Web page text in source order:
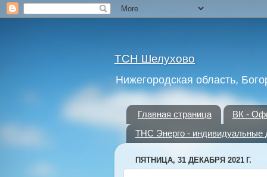
ТСН Шелухово
Нижегородская область,
Главная страница
ВК -
ТНС Энерго - индивидуальные
ПЯТНИЦА, 31 ДЕКАБРЯ 2021 Г.